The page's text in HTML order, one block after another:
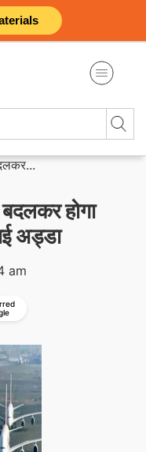
होगा
अड्डा
am